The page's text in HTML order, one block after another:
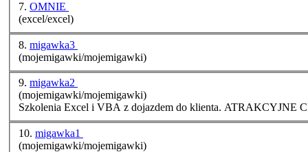
7. OMNIE
(excel/excel)
8. migawka3
(mojemigawki/mojemigawki)
9. migawka2
(mojemigawki/mojemigawki)
Szkolenia Excel i VBA z dojazdem do klienta. ATRAKCYJNE
10. migawka1
(mojemigawki/mojemigawki)